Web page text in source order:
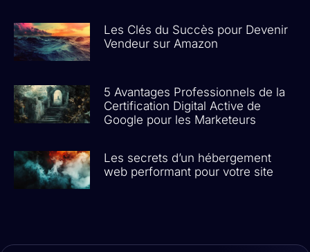
Les Clés du Succès pour Devenir
Vendeur sur Amazon
5 Avantages Professionnels de la
Certification Digital Active de
Google pour les Marketeurs
Les secrets d’un hébergement
web performant pour votre site